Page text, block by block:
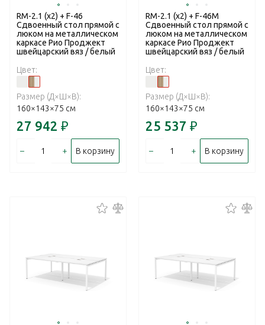
RM-2.1 (x2) + F-46
Сдвоенный стол прямой с
люком на металлическом
каркасе Рио Проджект
швейцарский вяз / белый
Цвет:
Размер (Д×Ш×В):
160×143×75 см
27 942 ₽
– + В корзину
RM-2.1 (x2) + F-46M
Сдвоенный стол прямой с
люком на металлическом
каркасе Рио Проджект
швейцарский вяз / белый
Цвет:
Размер (Д×Ш×В):
160×143×75 см
25 537 ₽
– + В корзину